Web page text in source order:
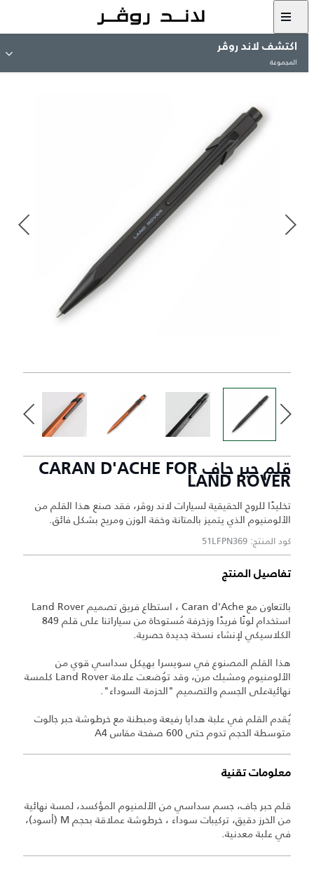
اكتشف لاند روڤر
المجموعة
قلم حبر جاف CARAN D'ACHE FOR
LAND ROVER
تخليدًا للروح الحقيقية لسيارات لاند روڤر، فقد صنع هذا القلم من
الألومنيوم الذي يتميز بالمتانة وخفة الوزن ومريح بشكل فائق.
كود المنتج: 51LFPN369
تفاصيل المنتج
بالتعاون مع Caran d'Ache ، استطاع فريق تصميم Land Rover
استخدام لونًا فريدًا وزخرفة مُستوحاة من سياراتنا على قلم 849
الكلاسيكي لإنشاء نسخة جديدة حصرية.
هذا القلم المصنوع في سويسرا بهيكل سداسي قوي من
الألومنيوم ومشبك مرن، وقد توُضعت علامة Land Rover كلمسة
نهائيةعلى الجسم والتصميم "الحزمة السوداء".
يُقدم القلم في علبة هدايا رفيعة ومبطنة مع خرطوشة حبر جالوت
متوسطة الحجم تدوم حتى 600 صفحة مقاس A4
معلومات تقنية
قلم حبر جاف، جسم سداسي من الألمنيوم المؤكسد، لمسة نهائية
من الخرز دقيق، تركيبات سوداء ، خرطوشة عملاقة بحجم M (أسود)،
في علبة معدنية.